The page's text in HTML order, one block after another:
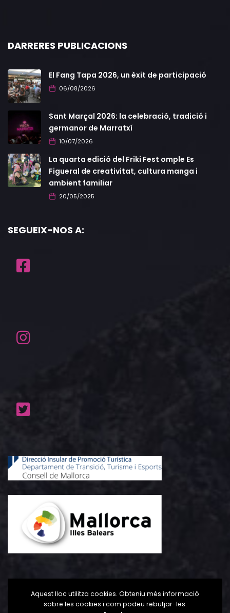
DARRERES PUBLICACIONS
El Fang Tapa 2026, un èxit de participació
06/08/2026
Sant Marçal 2026: la celebració, tradició i
germanor de Marratxí
10/07/2026
La quarta edició del Friki Fest omple Es
Figueral de creativitat, cultura manga i
ambient familiar
20/05/2025
SEGUEIX-NOS A:
Aquest lloc utilitza cookies. Obteniu més informació
sobre les cookies i com podeu rebutjar-les.